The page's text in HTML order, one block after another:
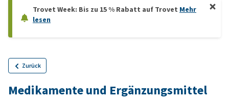
Trovet Week: Bis zu 15 % Rabatt auf Trovet Mehr
lesen
Zurück
Medikamente und Ergänzungsmittel